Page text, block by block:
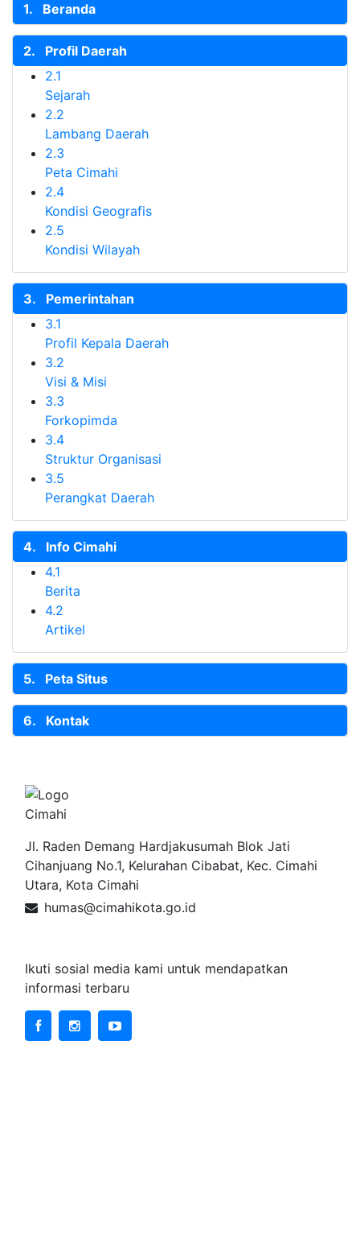
1. Beranda
2.
Profil Daerah
2.1
Sejarah
2.2
Lambang Daerah
2.3
Peta Cimahi
2.4
Kondisi Geografis
2.5
Kondisi Wilayah
3.
Pemerintahan
3.1
Profil Kepala Daerah
3.2
Visi & Misi
3.3
Forkopimda
3.4
Struktur Organisasi
3.5
Perangkat Daerah
4.
Info Cimahi
4.1
Berita
4.2
Artikel
5. Peta Situs
6. Kontak
Jl. Raden Demang Hardjakusumah Blok Jati
Cihanjuang No.1, Kelurahan Cibabat, Kec. Cimahi
Utara, Kota Cimahi
humas@cimahikota.go.id
Ikuti sosial media kami untuk mendapatkan
informasi terbaru